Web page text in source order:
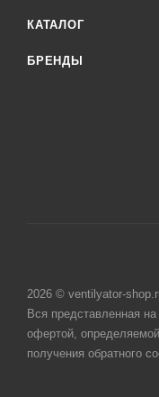
КАТАЛОГ
БРЕНДЫ
2026 © ventilyator-
Вся представленная
офертой,
получения обратного